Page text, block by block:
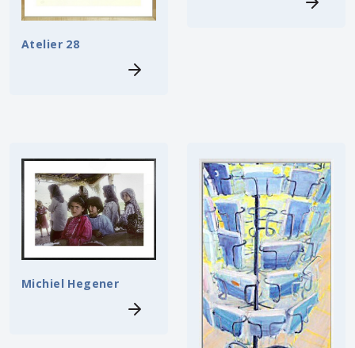
Atelier 28
Michiel Hegener